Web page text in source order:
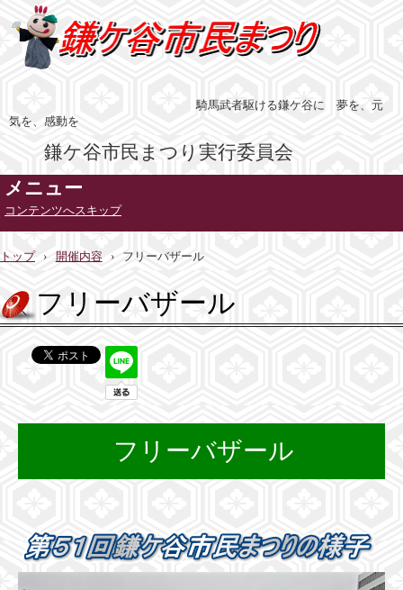
騎馬武者駆ける鎌ケ谷に 夢を、元
気を、感動を
鎌ケ谷市民まつり実行委員会
メニュー
コンテンツへスキップ
トップ › 開催内容 › フリーバザール
フリーバザール
フリーバザール